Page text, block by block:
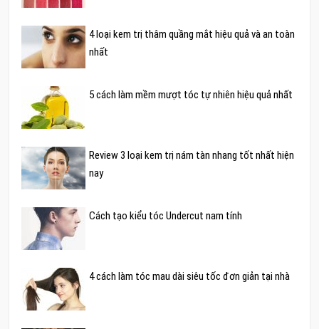
4 loại kem trị thâm quầng mắt hiệu quả và an toàn
nhất
5 cách làm mềm mượt tóc tự nhiên hiệu quả nhất
Review 3 loại kem trị nám tàn nhang tốt nhất hiện
nay
Cách tạo kiểu tóc Undercut nam tính
4 cách làm tóc mau dài siêu tốc đơn giản tại nhà